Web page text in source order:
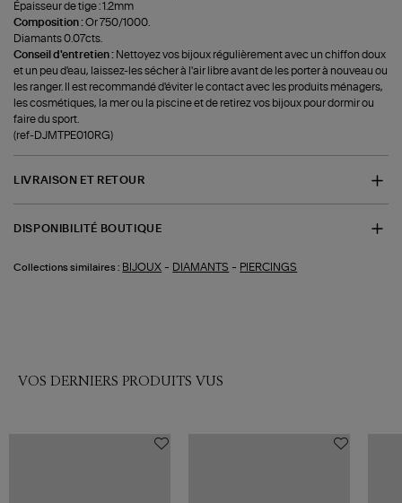
Épaisseur de tige : 1.2mm
Composition :Or 750/1000.
Diamants 0.07cts.
Conseil d'entretien : Nettoyez vos bijoux régulièrement avec un chiffon doux
et un peu d'eau, laissez-les sécher à l'air libre avant de les porter à nouveau ou
les ranger. Il est recommandé d'éviter le contact avec les produits ménagers,
les cosmétiques, la mer ou la piscine et de retirez vos bijoux pour dormir ou
faire du sport.
(ref-DJMTPE010RG)
LIVRAISON ET RETOUR
DISPONIBILITÉ BOUTIQUE
Collections similaires : BIJOUX - DIAMANTS - PIERCINGS
VOS DERNIERS PRODUITS VUS